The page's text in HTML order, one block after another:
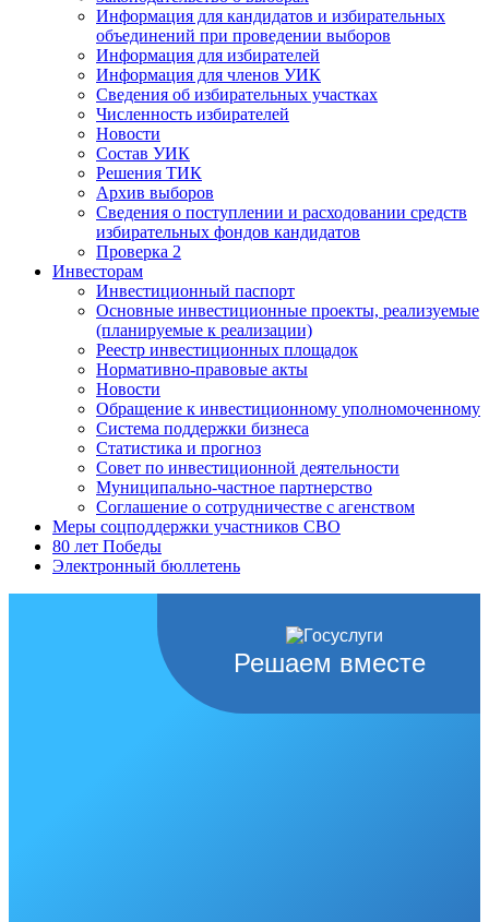
Информация для кандидатов и избирательных
объединений при проведении выборов
Информация для избирателей
Информация для членов УИК
Сведения об избирательных участках
Численность избирателей
Новости
Состав УИК
Решения ТИК
Архив выборов
Сведения о поступлении и расходовании средств
избирательных фондов кандидатов
Проверка 2
Инвесторам
Инвестиционный паспорт
Основные инвестиционные проекты, реализуемые
(планируемые к реализации)
Реестр инвестиционных площадок
Нормативно-правовые акты
Новости
Обращение к инвестиционному уполномоченному
Система поддержки бизнеса
Статистика и прогноз
Совет по инвестиционной деятельности
Муниципально-частное партнерство
Соглашение о сотрудничестве с агенством
Меры соцподдержки участников СВО
80 лет Победы
Электронный бюллетень
Решаем вместе